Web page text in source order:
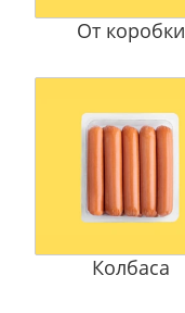
От коробки
Колбаса